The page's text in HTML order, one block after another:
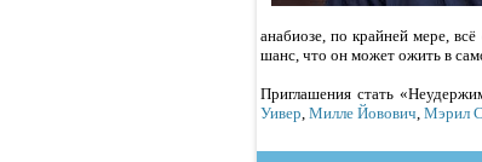
анабиозе, по крайней мере,
шанс, что он может ожить в
Приглашения стать
Уивер, Милле Йовович, Мэрил